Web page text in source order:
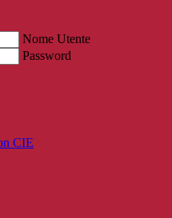
Nome Utente
Password
CIE